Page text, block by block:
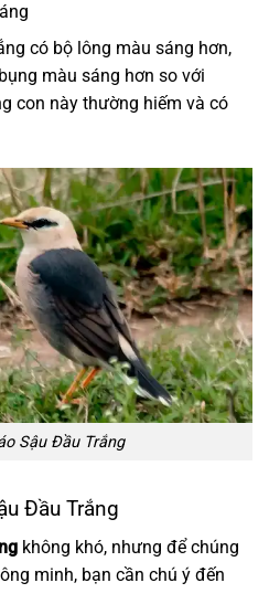
có bộ lông màu sáng hơn,
màu sáng hơn so với
con này thường hiếm và có
Sậu Đầu Trắng
Đầu Trắng
không khó, nhưng để chúng
minh, bạn cần chú ý đến